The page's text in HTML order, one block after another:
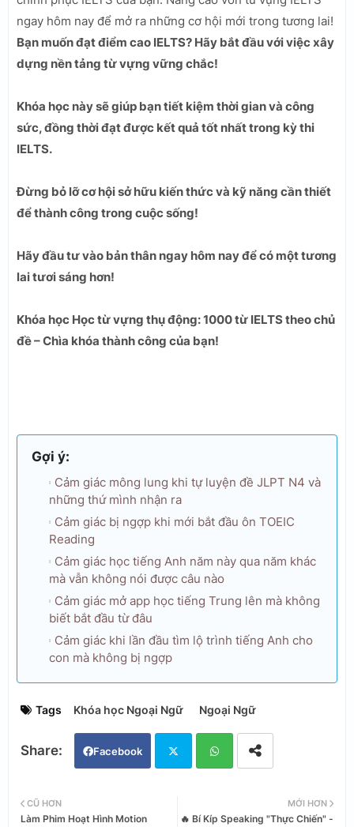
ngay hôm nay để mở ra những cơ hội mới trong tương lai!
Bạn muốn đạt điểm cao IELTS? Hãy bắt đầu với việc xây
dựng nền tảng từ vựng vững chắc!
Khóa học này sẽ giúp bạn tiết kiệm thời gian và công
sức, đồng thời đạt được kết quả tốt nhất trong kỳ thi
IELTS.
Đừng bỏ lỡ cơ hội sở hữu kiến thức và kỹ năng cần thiết
để thành công trong cuộc sống!
Hãy đầu tư vào bản thân ngay hôm nay để có một tương
lai tươi sáng hơn!
Khóa học Học từ vựng thụ động: 1000 từ IELTS theo chủ
đề – Chìa khóa thành công của bạn!
Gợi ý:
Cảm giác mông lung khi tự luyện đề JLPT N4 và
những thứ mình nhận ra
Cảm giác bị ngợp khi mới bắt đầu ôn TOEIC
Reading
Cảm giác học tiếng Anh năm này qua năm khác
mà vẫn không nói được câu nào
Cảm giác mở app học tiếng Trung lên mà không
biết bắt đầu từ đâu
Cảm giác khi lần đầu tìm lộ trình tiếng Anh cho
con mà không bị ngợp
Tags Khóa học Ngoại Ngữ Ngoại Ngữ
Facebook
tter ats
MỚI HƠN
🔥 Bí Kíp Speaking "Thực Chiến" -
CŨ HƠN
Làm Phim Hoạt Hình Motion